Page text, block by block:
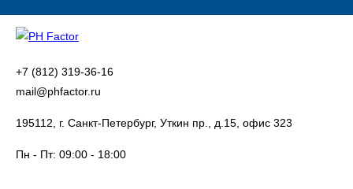
+7 (812) 319-36-16
mail@phfactor.ru
195112, г. Санкт-Петербург, Уткин пр., д.15, офис 323
Пн - Пт: 09:00 - 18:00